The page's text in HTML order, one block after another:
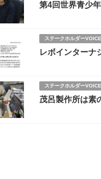
第4回世界青少
ステークホルダーVOICE
レボインターナ
ステークホルダーVOICE
茂呂製作所は素